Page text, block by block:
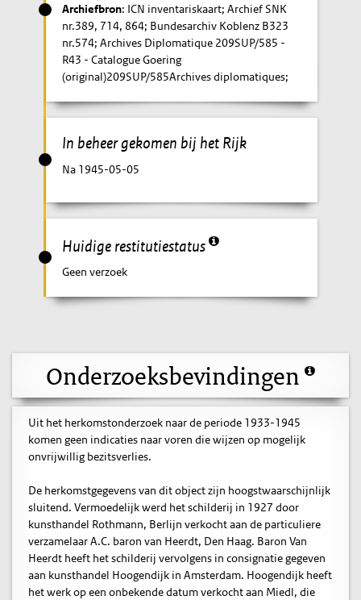
Archiefbron: ICN inventariskaart; Archief SNK
nr.389, 714, 864; Bundesarchiv Koblenz B323
nr.574; Archives Diplomatique 209SUP/585 -
R43 - Catalogue Goering
(original)209SUP/585Archives diplomatiques;
In beheer gekomen bij het Rijk
Na 1945-05-05
Huidige restitutiestatus
Geen verzoek
Onderzoeksbevindingen
Uit het herkomstonderzoek naar de periode 1933-1945
komen geen indicaties naar voren die wijzen op mogelijk
onvrijwillig bezitsverlies.
De herkomstgegevens van dit object zijn hoogstwaarschijnlijk
sluitend. Vermoedelijk werd het schilderij in 1927 door
kunsthandel Rothmann, Berlijn verkocht aan de particuliere
verzamelaar A.C. baron van Heerdt, Den Haag. Baron Van
Heerdt heeft het schilderij vervolgens in consignatie gegeven
aan kunsthandel Hoogendijk in Amsterdam. Hoogendijk heeft
het werk op een onbekende datum verkocht aan Miedl, die